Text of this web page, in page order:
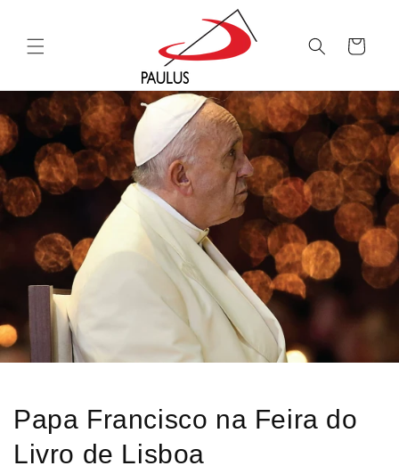
conteúdo
Carrinho
Papa Francisco na Feira do
Livro de Lisboa